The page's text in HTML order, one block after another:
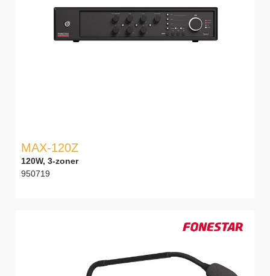
MAX-120Z
120W, 3-zoner
950719